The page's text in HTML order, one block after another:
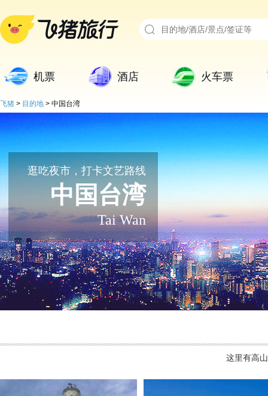
机票 酒店 火车票
飞猪 > 目的地 > 中国台湾
逛吃夜市，打卡文艺路线
中国台湾
Tai Wan
这里有高